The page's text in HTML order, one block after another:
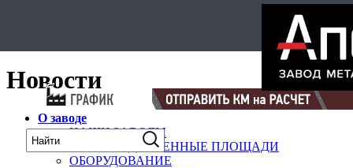
Новости
О заводе
НАШИ ЗАВОДЫ
ПРОИЗВОДСТВЕННЫЕ ПЛОЩАДИ
ОБОРУДОВАНИЕ